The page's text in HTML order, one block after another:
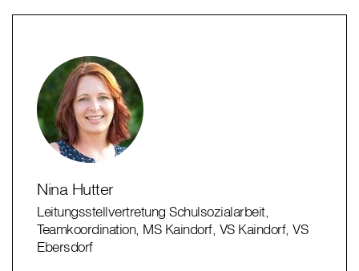
Nina Hutter
Leitungsstellvertretung Schulsozialarbeit,
Teamkoordination, MS Kaindorf, VS Kaindorf, VS
Ebersdorf